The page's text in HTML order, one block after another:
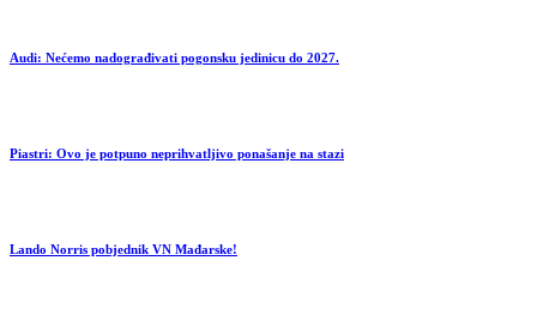
Audi: Nećemo nadograđivati pogonsku jedinicu do 2027.
Piastri: Ovo je potpuno neprihvatljivo ponašanje na stazi
Lando Norris pobjednik VN Mađarske!